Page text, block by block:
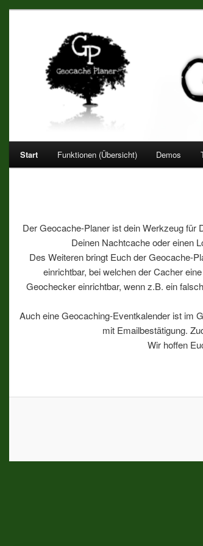
Geocache Planer –
Hauptmenü
Zum
Start Funktionen (Übersicht) Demos
Der Geocache-Planer ist dein Werkzeug für
Deinen Nachtcache oder einen
Des Weiteren bringt Euch der Geocache-
einrichtbar, bei welchen der Cacher
Geochecker einrichtbar, wenn z.B. ein
Auch eine Geocaching-Eventkalender ist im
mit Emailbestätigung.
Wir hoffen